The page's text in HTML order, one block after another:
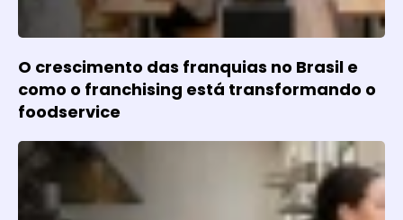
O crescimento das franquias no Brasil e
como o franchising está transformando o
foodservice